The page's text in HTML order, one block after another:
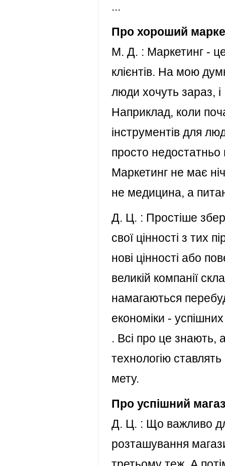
...
Про хороший
М. Д. : Маркетинг -
клієнтів. На мою
люди хочуть зараз,
Наприклад, коли
інструментів для
просто
Маркетинг не має
не медицина, а
Д. Ц. : Простіше
свої цінності з тих
нові цінності або
великій компанії
намагаються
економіки -
. Всі про це знають,
технологію
мету.
Про успішний
Д. Ц. : Що важливо
розташування